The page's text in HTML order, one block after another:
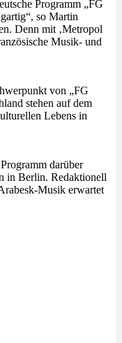
Programm „FG
so Martin
Denn mit ‚Metropol
Musik- und
von „FG
stehen auf dem
Lebens in
darüber
in Berlin. Redaktionell
Musik erwartet